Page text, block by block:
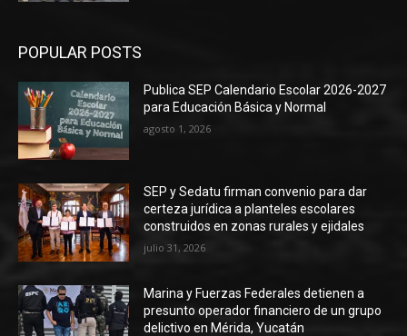
POPULAR POSTS
Publica SEP Calendario Escolar 2026-2027
para Educación Básica y Normal
agosto 1, 2026
SEP y Sedatu firman convenio para dar
certeza jurídica a planteles escolares
construidos en zonas rurales y ejidales
julio 31, 2026
Marina y Fuerzas Federales detienen a
presunto operador financiero de un grupo
delictivo en Mérida, Yucatán